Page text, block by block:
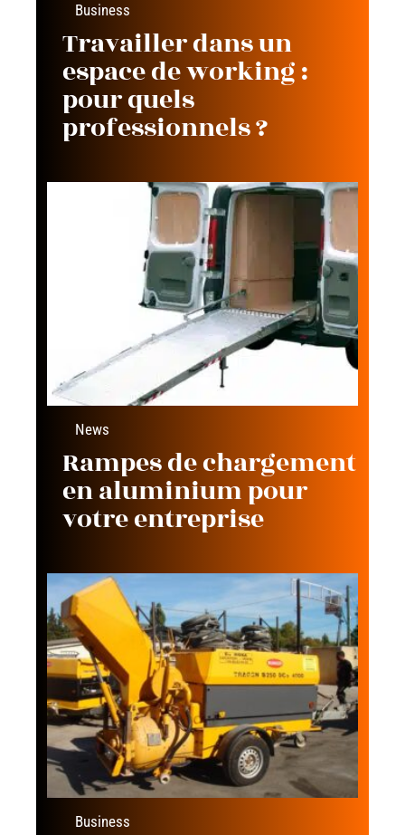
Business
Travailler dans un
espace de working :
pour quels
professionnels ?
News
Rampes de chargement
en aluminium pour
votre entreprise
Business